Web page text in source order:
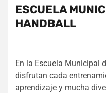
ESCUELA
HANDBALL
En la Escuela Municipal
disfrutan cada
aprendizaje y mucha